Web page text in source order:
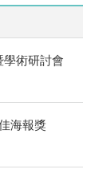
學術研討會
海報獎